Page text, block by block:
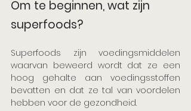
Om te beginnen, wat zijn
superfoods?
Superfoods zijn voedingsmiddelen
waarvan beweerd wordt dat ze een
hoog gehalte aan voedingsstoffen
bevatten en dat ze tal van voordelen
hebben voor de gezondheid.